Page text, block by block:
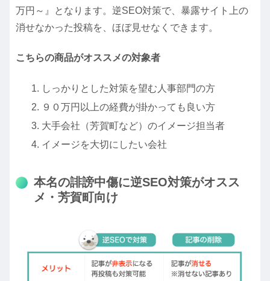
万円～』となります。逆SEO対策で、暴露サイト上の
消せなかった投稿を、ほぼ見せなくできます。
こちらの商品がオススメの対象者
しっかりとした対策を望む人事部門の方
９０万円以上の経費が掛かっても良い方
大手会社（芳賀町など）のイメージ担当者
イメージを大切にしたい会社
本名の誹謗中傷に逆SEO対策がオスス
メ・芳賀町向け